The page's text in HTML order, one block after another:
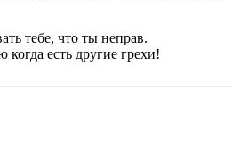
тебе, что ты неправ.
есть другие грехи!